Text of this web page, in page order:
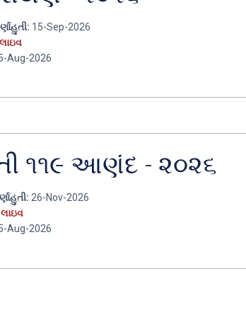
15-Sep-2026
લાઇવ
Aug-2026
૧૧૯ આણંદ - ૨૦૨૬
26-Nov-2026
લાઇવ
Aug-2026